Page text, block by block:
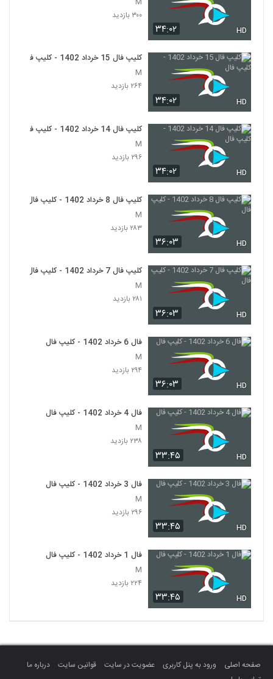
۳۴:۰۲ HD
۳۰۰ بازدید
۳۴:۰۲ HD
کلیپ فال 15 خرداد 1402 - کلیپ فال
M
۲۶۴ بازدید
۳۴:۰۲ HD
کلیپ فال 14 خرداد 1402 - کلیپ فال
M
۲۹۶ بازدید
۳۶:۰۳ HD
کلیپ فال 8 خرداد 1402 - کلیپ فال
M
۲۸۳ بازدید
۳۶:۰۳ HD
کلیپ فال 7 خرداد 1402 - کلیپ فال
M
۲۸۱ بازدید
۳۶:۰۳ HD
فال 6 خرداد 1402 - کلیپ فال
M
۲۹۴ بازدید
۳۳:۴۵ HD
فال 4 خرداد 1402 - کلیپ فال
M
۲۳۸ بازدید
۳۳:۴۵ HD
فال 3 خرداد 1402 - کلیپ فال
M
۲۹۶ بازدید
۳۳:۴۵ HD
فال 1 خرداد 1402 - کلیپ فال
M
۲۲۴ بازدید
صفحه اصلی ورود به پنل کاربری عضویت در سایت قوانین سایت
درباره ما